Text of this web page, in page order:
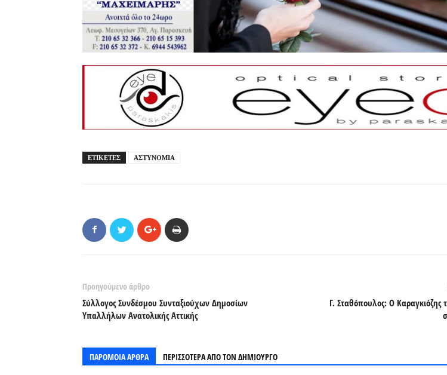
ΕΤΙΚΕΤΕΣ ΑΣΤΥΝΟΜΙΑ
Προηγούμενο άρθρο
Σύλλογος Συνδέσμου Συνταξιούχων Δημοσίων
Υπαλλήλων Ανατολικής Αττικής
Γ. Σταθόπουλος: Ο Καραγκιόζης
ΠΑΡΟΜΟΙΑ ΑΡΘΡΑ ΠΕΡΙΣΣΟΤΕΡΑ ΑΠΟ ΤΟΝ ΔΗΜΙΟΥΡΓΟ